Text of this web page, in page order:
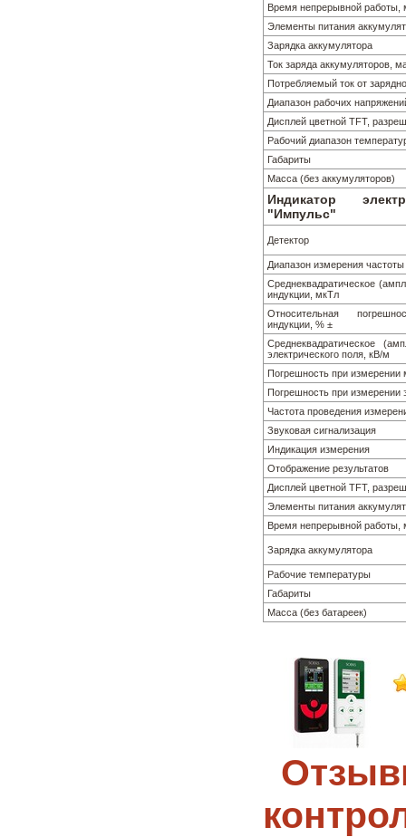
Время непрерывной работы,
Элементы питания
Зарядка аккумулятора
Ток заряда аккумуляторов,
Потребляемый ток от
Диапазон рабочих
Дисплей цветной TFT,
Рабочий диапазон
Габариты
Масса (без аккумуляторов)
Индикатор
"Импульс"
Детектор
Диапазон измерения частоты
Среднеквадратическое
индукции, мкТл
Относительная
индукции, % ±
Среднеквадратическое
электрического поля, кВ/м
Погрешность при измерении
Погрешность при измерении
Частота проведения
Звуковая сигнализация
Индикация измерения
Отображение результатов
Дисплей цветной TFT,
Элементы питания
Время непрерывной работы,
Зарядка аккумулятора
Рабочие температуры
Габариты
Масса (без батареек)